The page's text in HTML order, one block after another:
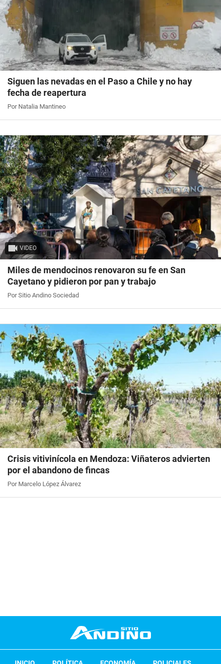
Siguen las nevadas en el Paso a Chile y no hay
fecha de reapertura
Por Natalia Mantineo
VIDEO
Miles de mendocinos renovaron su fe en San
Cayetano y pidieron por pan y trabajo
Por Sitio Andino Sociedad
Crisis vitivinícola en Mendoza: Viñateros advierten
por el abandono de fincas
Por Marcelo López Álvarez